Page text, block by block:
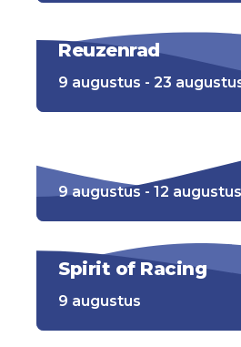
Reuzenrad
9 augustus - 23
9 augustus - 12 augustus
Spirit of Racing
9 augustus